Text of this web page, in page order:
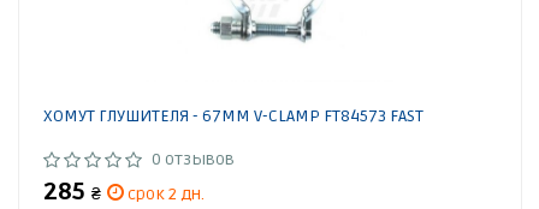
ХОМУТ ГЛУШИТЕЛЯ - 67MM V-CLAMP FT84573 FAST
0 отзывов
285 ₴
срок 2 дн.